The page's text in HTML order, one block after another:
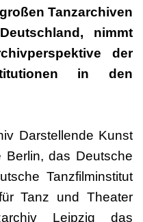
Tanzarchiven
nimmt
der
in den
Darstellende Kunst
Berlin, das Deutsche
Tanzfilminstitut
Tanz und Theater
Leipzig das